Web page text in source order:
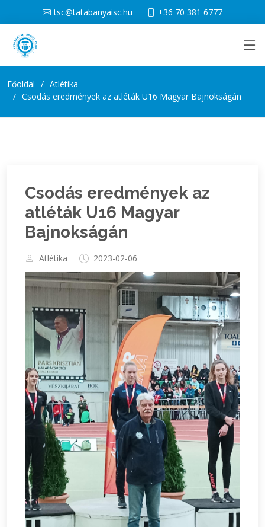
tsc@tatabanyaisc.hu +36 70 381 6777
Főoldal
Atlétika
Csodás eredmények az atléták U16 Magyar Bajnokságán
Csodás eredmények az
atléták U16 Magyar
Bajnokságán
Atlétika 2023-02-06